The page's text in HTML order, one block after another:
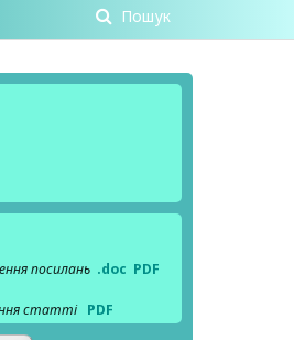
Пошук
посилань .doc PDF
статті PDF